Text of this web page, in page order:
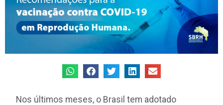
Nos últimos meses, o Brasil tem adotado